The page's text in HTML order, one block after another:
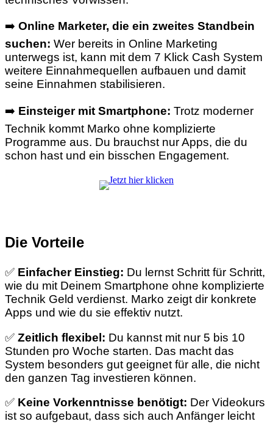
➡️ Online Marketer, die ein zweites Standbein
suchen: Wer bereits in Online Marketing
unterwegs ist, kann mit dem 7 Klick Cash System
weitere Einnahmequellen aufbauen und damit
seine Einnahmen stabilisieren.
➡️ Einsteiger mit Smartphone: Trotz moderner
Technik kommt Marko ohne komplizierte
Programme aus. Du brauchst nur Apps, die du
schon hast und ein bisschen Engagement.
Die Vorteile
✅ Einfacher Einstieg: Du lernst Schritt für Schritt,
wie du mit Deinem Smartphone ohne komplizierte
Technik Geld verdienst. Marko zeigt dir konkrete
Apps und wie du sie effektiv nutzt.
✅ Zeitlich flexibel: Du kannst mit nur 5 bis 10
Stunden pro Woche starten. Das macht das
System besonders gut geeignet für alle, die nicht
den ganzen Tag investieren können.
✅ Keine Vorkenntnisse benötigt: Der Videokurs
ist so aufgebaut, dass sich auch Anfänger leicht